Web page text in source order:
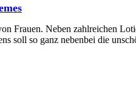
Frauen. Neben zahlreichen
soll so ganz nebenbei die